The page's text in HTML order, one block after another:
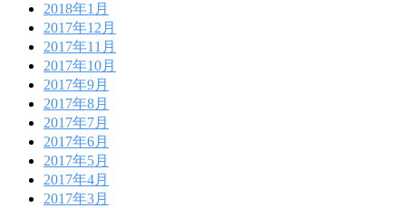
2018年1月
2017年12月
2017年11月
2017年10月
2017年9月
2017年8月
2017年7月
2017年6月
2017年5月
2017年4月
2017年3月